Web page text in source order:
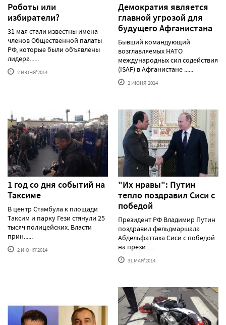
Роботы или
избиратели?
31 мая стали известны имена
членов Общественной палаты
РФ, которые были объявлены
лидера......
2 ИЮНЯ'2014
Демократия является
главной угрозой для
будущего Афганистана
Бывший командующий
возглавляемых НАТО
международных сил содействия
(ISAF) в Афганистане ......
2 ИЮНЯ'2014
1 год со дня событий на
Таксиме
В центр Стамбула к площади
Таксим и парку Гези стянули 25
тысяч полицейских. Власти
прин......
2 ИЮНЯ'2014
"Их нравы": Путин
тепло поздравил Сиси с
победой
Президент РФ Владимир Путин
поздравил фельдмаршала
Абдельфаттаха Сиси с победой
на прези......
31 МАЯ'2014